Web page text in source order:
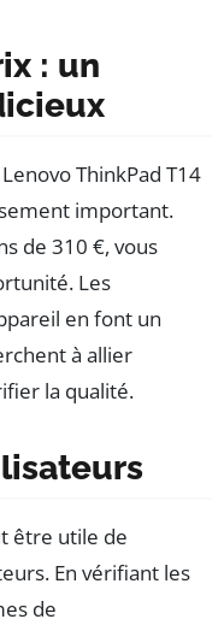
: un
ThinkPad T14
important.
de 310 €, vous
Les
en font un
à allier
la qualité.
être utile de
En vérifiant les
de